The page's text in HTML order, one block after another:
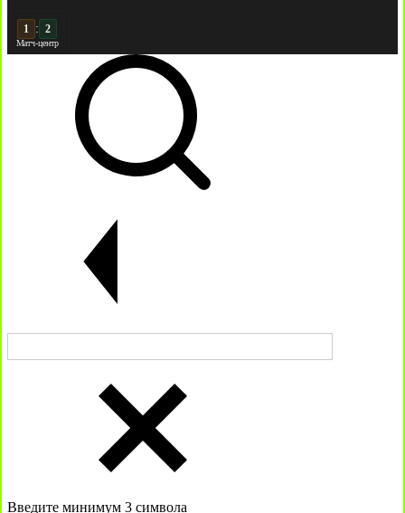
2 : 2
Матч-центр
Введите минимум 3 символа